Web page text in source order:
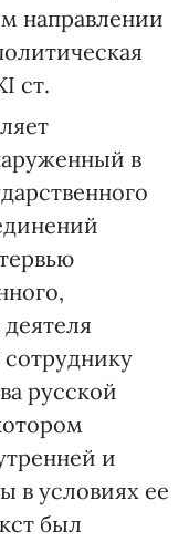
направлении
ст.
в
русской
и
в условиях ее
был